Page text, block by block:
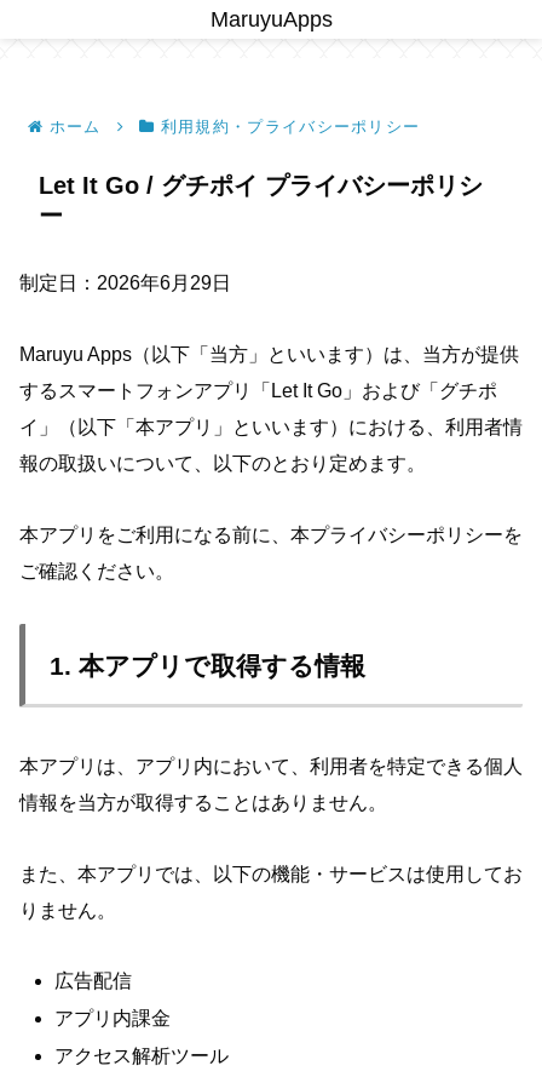
MaruyuApps
ホーム 利用規約・プライバシーポリシー
Let It Go / グチポイ プライバシーポリシ
ー
制定日：2026年6月29日
Maruyu Apps（以下「当方」といいます）は、当方が提供
するスマートフォンアプリ「Let It Go」および「グチポ
イ」（以下「本アプリ」といいます）における、利用者情
報の取扱いについて、以下のとおり定めます。
本アプリをご利用になる前に、本プライバシーポリシーを
ご確認ください。
1. 本アプリで取得する情報
本アプリは、アプリ内において、利用者を特定できる個人
情報を当方が取得することはありません。
また、本アプリでは、以下の機能・サービスは使用してお
りません。
広告配信
アプリ内課金
アクセス解析ツール